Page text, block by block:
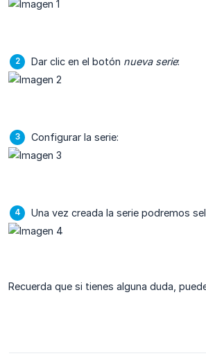
Dar clic en el botón nueva serie:
Configurar la serie:
Una vez creada la serie podremos
Recuerda que si tienes alguna duda,